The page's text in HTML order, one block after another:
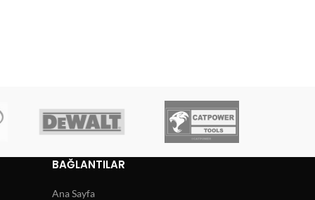
BAĞLANTILAR
Ana Sayfa